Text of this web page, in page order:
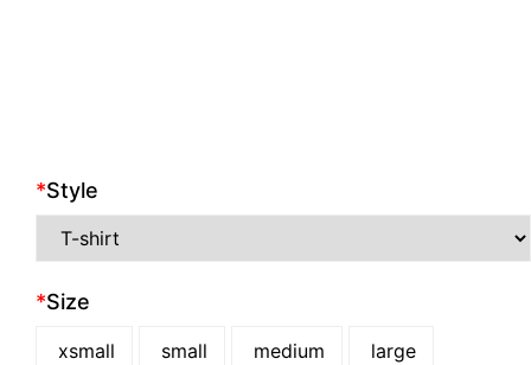
*Style
*Size
xsmall small medium large